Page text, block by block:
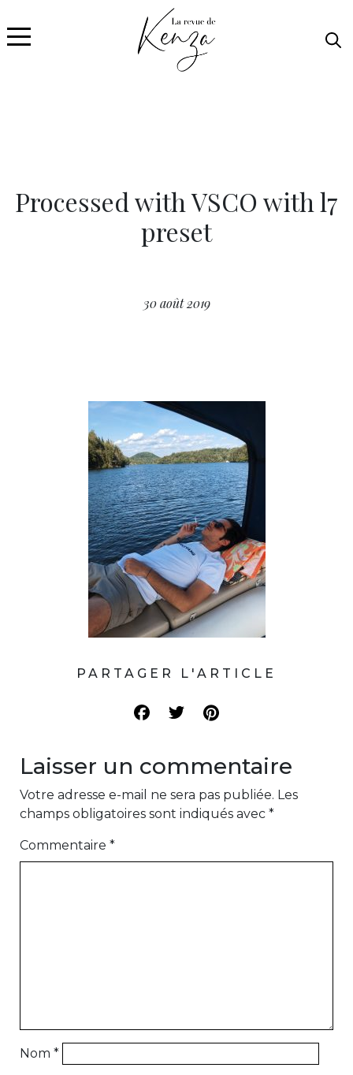
Processed with VSCO with l7
preset
30 août 2019
PARTAGER L'ARTICLE
Laisser un commentaire
Votre adresse e-mail ne sera pas publiée. Les
champs obligatoires sont indiqués avec *
Commentaire *
Nom *